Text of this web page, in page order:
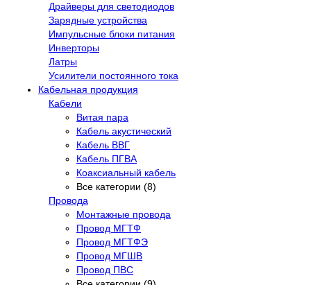
Драйверы для светодиодов
Зарядные устройства
Импульсные блоки питания
Инверторы
Латры
Усилители постоянного тока
Кабельная продукция
Кабели
Витая пара
Кабель акустический
Кабель ВВГ
Кабель ПГВА
Коаксиальный кабель
Все категории (8)
Провода
Монтажные провода
Провод МГТФ
Провод МГТФЭ
Провод МГШВ
Провод ПВС